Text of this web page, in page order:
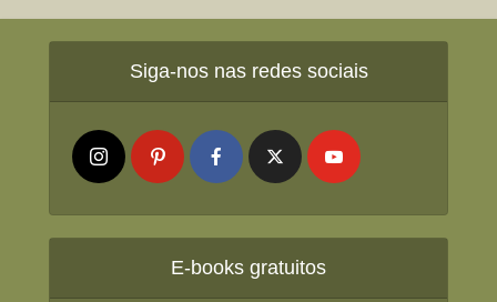
Siga-nos nas redes sociais
E-books gratuitos